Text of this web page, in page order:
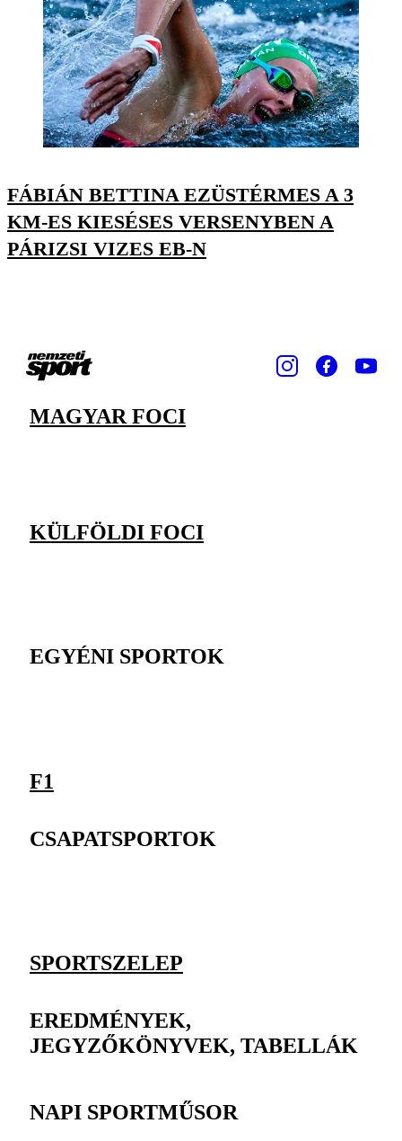
FÁBIÁN BETTINA EZÜSTÉRMES A 3
KM-ES KIESÉSES VERSENYBEN A
PÁRIZSI VIZES EB-N
MAGYAR FOCI
KÜLFÖLDI FOCI
EGYÉNI SPORTOK
F1
CSAPATSPORTOK
SPORTSZELEP
EREDMÉNYEK,
JEGYZŐKÖNYVEK, TABELLÁK
NAPI SPORTMŰSOR